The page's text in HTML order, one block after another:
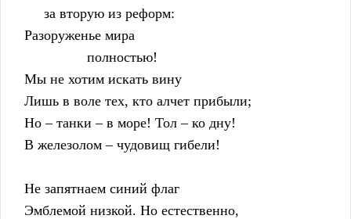
         за вторую из реформ:
    Разоруженье мира
                    полностью!
    Мы не хотим искать вину
    Лишь в воле тех, кто алчет прибыли;
    Но – танки – в море! Тол – ко дну!
    В железолом – чудовищ гибели!
    Не запятнаем синий флаг
    Эмблемой низкой. Но естественно,